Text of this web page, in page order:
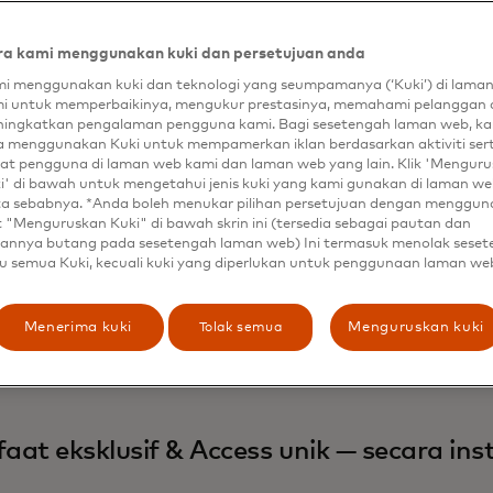
pembalap McLaren Formula 1 Team, dan Bunita Sawhney,
memulai debut McLaren Racing Mastercard Pass,
ke tim melalui manfaat eksklusif.
hari ini meluncurkan Mastercard Access Pass,
emiten dan mitra untuk memberikan
eksklusif untuk memperdalam koneksi konsumen.
McLaren Formula 1 Team dan First Abu Dhabi Bank
memungkinkan pemegang kartu FAB untuk
— semuanya dengan Mastercard yang ada.
eksklusif & Access unik — secara
kami menggunakan kuki dan persetujuan anda
menggunakan kuki dan teknologi yang seumpamanya (‘Kuki’) di
untuk memperbaikinya, mengukur prestasinya, memahami pelanggan
pengalaman pengguna kami. Bagi sesetengah laman web,
menggunakan Kuki untuk mempamerkan iklan berdasarkan aktiviti
pengguna di laman web kami dan laman web yang lain. Klik
di bawah untuk mengetahui jenis kuki yang kami gunakan di laman
sebabnya. *Anda boleh menukar pilihan persetujuan dengan
"Menguruskan Kuki" di bawah skrin ini (tersedia sebagai pautan dan
butang pada sesetengah laman web) Ini termasuk menolak
semua Kuki, kecuali kuki yang diperlukan untuk penggunaan laman
Menerima kuki Tolak semua Menguruskan kuki